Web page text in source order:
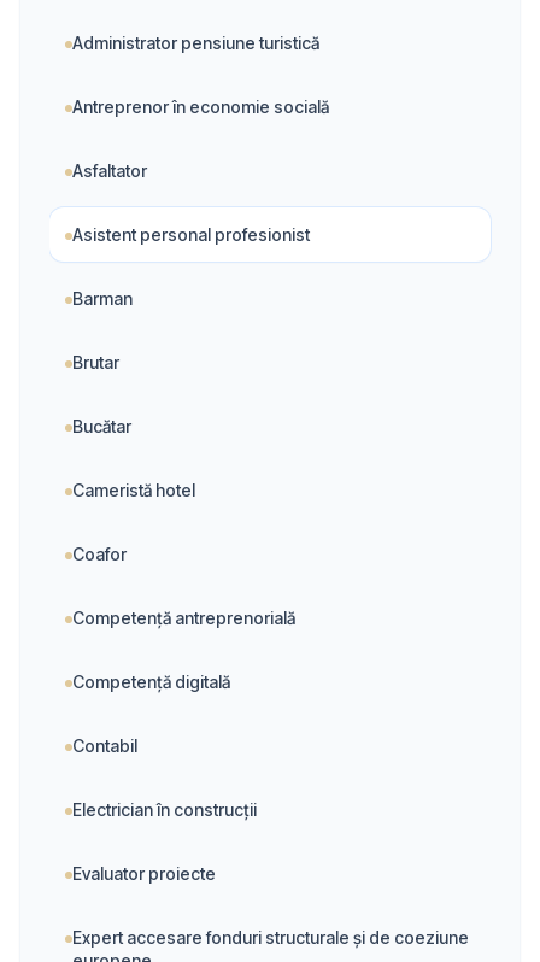
Administrator pensiune turistică
Antreprenor în economie socială
Asfaltator
Asistent personal profesionist
Barman
Brutar
Bucătar
Cameristă hotel
Coafor
Competență antreprenorială
Competență digitală
Contabil
Electrician în construcţii
Evaluator proiecte
Expert accesare fonduri structurale și de coeziune